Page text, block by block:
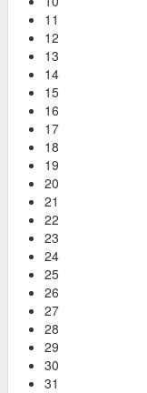
11
12
13
14
15
16
17
18
19
20
21
22
23
24
25
26
27
28
29
30
31